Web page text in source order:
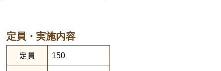
定員・実施内容
定員 150